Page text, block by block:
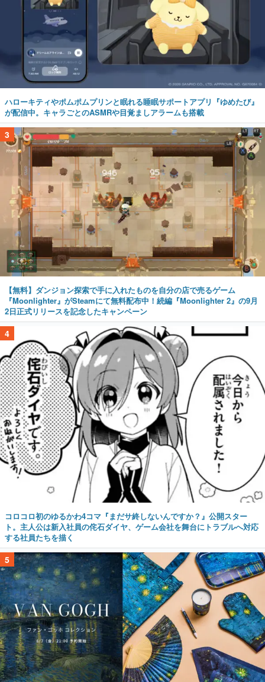
ハローキティやポムポムプリンと眠れる睡眠サポートアプリ『ゆめたび』
が配信中。キャラごとのASMRや目覚ましアラームも搭載
3
【無料】ダンジョン探索で手に入れたものを自分の店で売るゲーム
『Moonlighter』がSteamにて無料配布中！続編『Moonlighter 2』の9月
2日正式リリースを記念したキャンペーン
4
コロコロ初のゆるかわ4コマ『まだサ終しないんですか？』公開スター
ト。主人公は新入社員の侘石ダイヤ、ゲーム会社を舞台にトラブルへ対応
する社員たちを描く
5